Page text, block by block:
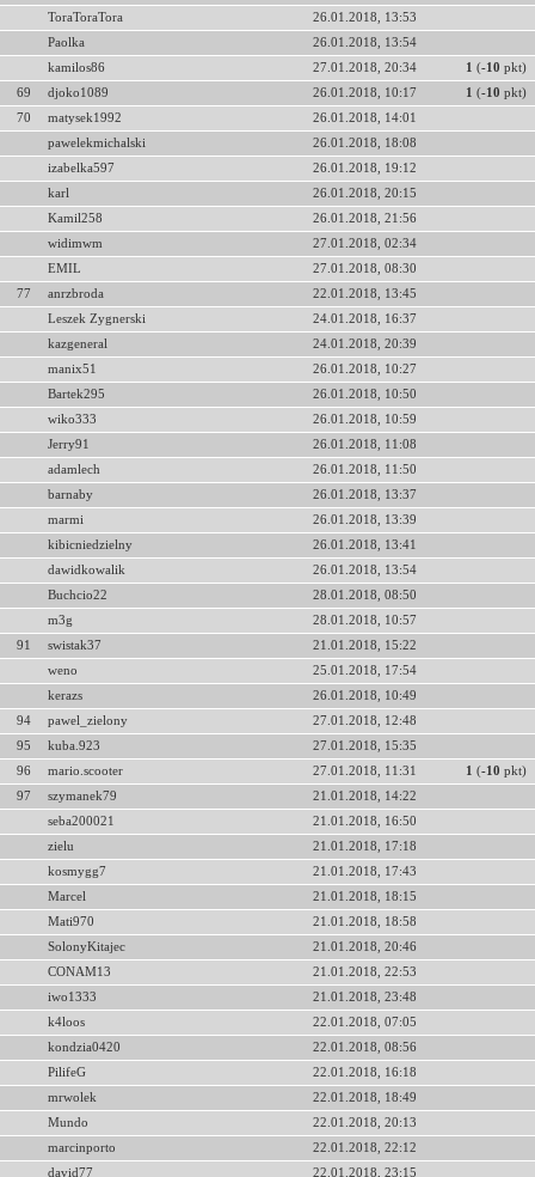
ToraToraTora
26.01.2018, 13:53
Paolka
26.01.2018, 13:54
kamilos86
27.01.2018, 20:34 1 (-10 pkt)
69
djoko1089 26.01.2018, 10:17 1 (-10 pkt)
70
matysek1992
26.01.2018, 14:01
pawelekmichalski
26.01.2018, 18:08
izabelka597
26.01.2018, 19:12
karl
26.01.2018, 20:15
Kamil258
26.01.2018, 21:56
widimwm
27.01.2018, 02:34
EMIL
27.01.2018, 08:30
77
anrzbroda
22.01.2018, 13:45
Leszek Zygnerski
24.01.2018, 16:37
kazgeneral
24.01.2018, 20:39
manix51
26.01.2018, 10:27
Bartek295
26.01.2018, 10:50
wiko333
26.01.2018, 10:59
Jerry91
26.01.2018, 11:08
adamlech
26.01.2018, 11:50
barnaby
26.01.2018, 13:37
marmi
26.01.2018, 13:39
kibicniedzielny
26.01.2018, 13:41
dawidkowalik
26.01.2018, 13:54
Buchcio22
28.01.2018, 08:50
m3g
28.01.2018, 10:57
91
swistak37
21.01.2018, 15:22
weno
25.01.2018, 17:54
kerazs
26.01.2018, 10:49
94
pawel_zielony
27.01.2018, 12:48
95
kuba.923
27.01.2018, 15:35
96
mario.scooter 27.01.2018, 11:31 1 (-10 pkt)
97
szymanek79
21.01.2018, 14:22
seba200021
21.01.2018, 16:50
zielu
21.01.2018, 17:18
kosmygg7
21.01.2018, 17:43
Marcel
21.01.2018, 18:15
Mati970
21.01.2018, 18:58
SolonyKitajec
21.01.2018, 20:46
CONAM13
21.01.2018, 22:53
iwo1333
21.01.2018, 23:48
k4loos
22.01.2018, 07:05
kondzia0420
22.01.2018, 08:56
PilifeG
22.01.2018, 16:18
mrwolek
22.01.2018, 18:49
Mundo
22.01.2018, 20:13
marcinporto
22.01.2018, 22:12
david77
22.01.2018, 23:15